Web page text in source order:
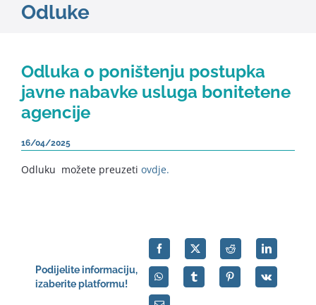
Službene objave
Odluke
Odluka o poništenju postupka
javne nabavke usluga bonitetene
agencije
16/04/2025
Odluku možete preuzeti ovdje.
Podijelite informaciju,
izaberite platformu!